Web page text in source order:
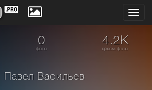
0
фото
4.2K
просм. фото
Павел Васильев